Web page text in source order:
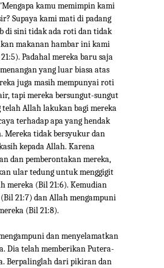
kamu memimpin kami
Supaya kami mati di padang
di sini tidak ada roti dan tidak
makanan hambar ini kami
Padahal mereka baru saja
yang luar biasa atas
juga masih mempunyai roti
tapi mereka bersungut-sungut
telah Allah lakukan bagi mereka
terhadap apa yang hendak
Mereka tidak bersyukur dan
kepada Allah. Karena
dan pemberontakan mereka,
ular tedung untuk menggigit
mereka (Bil 21:6). Kemudian
21:7) dan Allah mengampuni
(Bil 21:8).
dan menyelamatkan
Dia telah memberikan Putera-
Berpalinglah dari pikiran dan